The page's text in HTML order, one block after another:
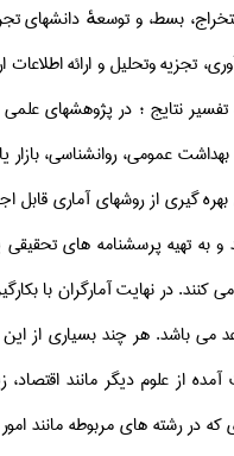
بسط، و توسعهٔ دانشهای
تجزیه وتحلیل و ارائه
تفسیر نتایج ؛ در پژوهشهای
عمومی، روانشناسی،
گیری از روشهای آماری قابل
تهیه پرسشنامه های تحقیقی
می کنند. در نهایت آمارگران با
می باشد. هر چند بسیاری از
از علوم دیگر مانند
که در رشته های مربوطه مانند